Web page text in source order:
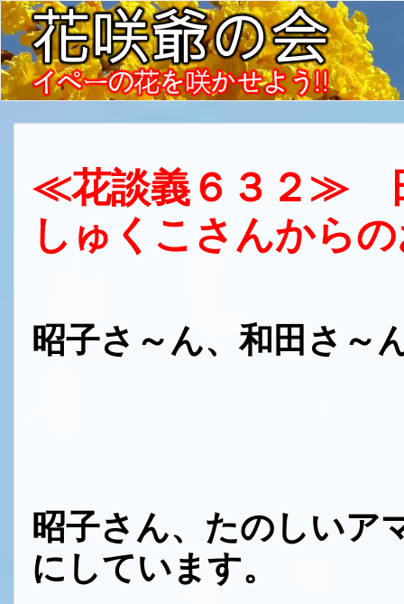
≪花談義６３２≫
しゅくこさんから
昭子さ～ん、和田さ～
昭子さん、たのしいア
にしています。